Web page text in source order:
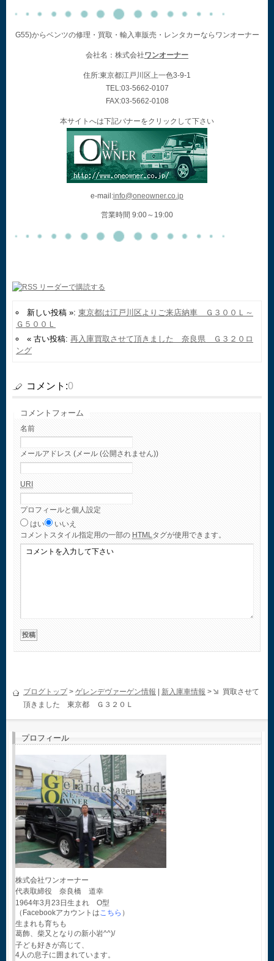
G55)からベンツの修理・買取・輸入車販売・レンタカーならワンオーナー
会社名：株式会社ワンオーナー
住所:東京都江戸川区上一色3-9-1
TEL:03-5662-0107
FAX:03-5662-0108
本サイトへは下記バナーをクリックして下さい
e-mail:info@oneowner.co.jp
営業時間 9:00～19:00
新しい投稿 »: 東京都は江戸川区よりご来店納車 Ｇ３００Ｌ～
Ｇ５００Ｌ
« 古い投稿: 再入庫買取させて頂きました 奈良県 Ｇ３２０ロ
ング
コメント:0
コメントフォーム
名前
メールアドレス (メール (公開されません))
URI
プロフィールと個人設定
はい
いいえ
コメント スタイル指定用の一部の HTMLタグが使用できます。
ブログトップ> ゲレンデヴァーゲン情報 新入庫車情報 >
買取させて
頂きました 東京都 Ｇ３２０Ｌ
プロフィール
株式会社ワンオーナー
代表取締役 奈良橋 道幸
1964年3月23日生まれ O型
（Facebookアカウントはこちら ）
生まれも育ちも
葛飾、柴又となりの新小岩^^)/
子ども好きが高じて、
4人の息子に囲まれています。